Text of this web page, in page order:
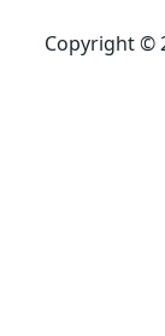
Copyright ©